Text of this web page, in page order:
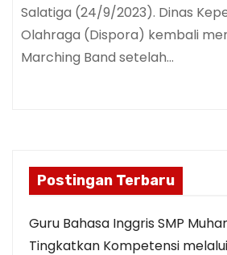
Salatiga (24/9/2023). Dinas
Olahraga (Dispora) kembali
Marching Band setelah…
Postingan Terbaru
Guru Bahasa Inggris SMP
Tingkatkan Kompetensi